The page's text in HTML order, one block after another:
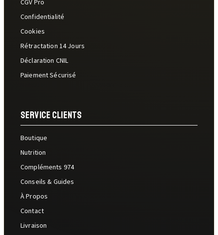
CGV Pro
Confidentialité
Cookies
Rétractation 14 Jours
Déclaration CNIL
Paiement Sécurisé
Service Clients
Boutique
Nutrition
Compléments 974
Conseils & Guides
À Propos
Contact
Livraison